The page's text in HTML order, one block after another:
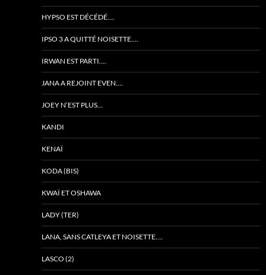
HYPSO EST DÉCÉDÉ….
IPSO 3 A QUITTÉ NOISETTE….
IRWAN EST PARTI….
JANA A REJOINT EVEN….
JOEY N’EST PLUS…
KANDI
KENAÏ
KODA (BIS)
KWAÏ ET OSHAWA
LADY (TER)
LANA, SANS CATLEYA ET NOISETTE….
LASCO (2)